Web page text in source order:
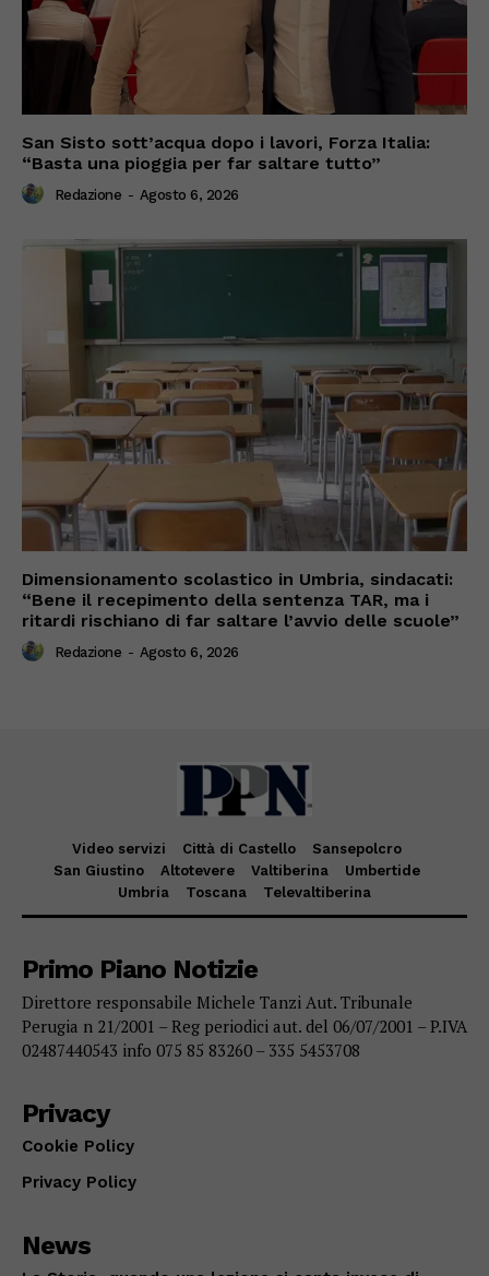
San Sisto sott’acqua dopo i lavori, Forza Italia:
“Basta una pioggia per far saltare tutto”
Redazione - Agosto 6, 2026
Dimensionamento scolastico in Umbria, sindacati:
“Bene il recepimento della sentenza TAR, ma i
ritardi rischiano di far saltare l’avvio delle scuole”
Redazione - Agosto 6, 2026
Video servizi Città di Castello
Sansepolcro
San Giustino
Altotevere Valtiberina
Umbertide
Umbria
Toscana Televaltiberina
Primo Piano Notizie
Direttore responsabile Michele Tanzi Aut. Tribunale
Perugia n 21/2001 – Reg periodici aut. del 06/07/2001 – P.IVA
02487440543 info 075 85 83260 – 335 5453708
Privacy
Cookie Policy
Privacy Policy
News